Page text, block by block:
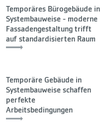
Temporäres Bürogebäude in
Systembauweise - moderne
Fassadengestaltung trifft
auf standardisierten Raum
Temporäre Gebäude in
Systembauweise schaffen
perfekte
Arbeitsbedingungen